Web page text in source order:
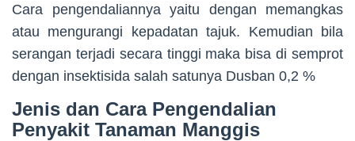
Cara pengendaliannya yaitu dengan memangkas
atau mengurangi kepadatan tajuk. Kemudian bila
serangan terjadi secara tinggi maka bisa di semprot
dengan insektisida salah satunya Dusban 0,2 %
Jenis dan Cara Pengendalian
Penyakit Tanaman Manggis